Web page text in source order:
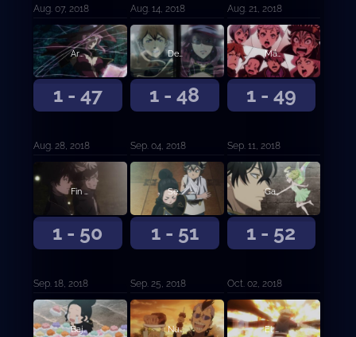
Aug. 07, 2018 Aug. 14, 2018 Aug. 21, 2018
1 - 47
Arma única
Aug. 28, 2018
1 - 48
Desesperación contra esperanza
Sep. 04, 2018
1 - 49
Más allá del límite
Sep. 11, 2018
1 - 50
Fin de la batalla, fin de la desesperación
Sep. 18, 2018
1 - 51
Señales de justicia
Sep. 25, 2018
1 - 52
Gana el más fuerte
Oct. 02, 2018
Bajo la máscara Nunca más El hombre llamado Fanzell